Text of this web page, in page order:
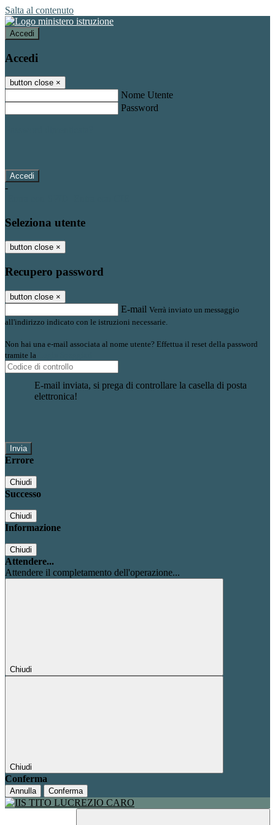
Salta al contenuto
Accedi
Accedi
button close ×
Nome Utente
Password
-
Seleziona utente
button close ×
Recupero password
button close ×
E-mail Verrà inviato un messaggio
all'indirizzo indicato con le istruzioni necessarie.
Non hai una e-mail associata al nome utente? Effettua il reset della password
tramite la
E-mail inviata, si prega di controllare la casella di posta
elettronica!
Errore
Chiudi
Successo
Chiudi
Informazione
Chiudi
Attendere...
Attendere il completamento dell'operazione...
Chiudi
Chiudi
Conferma
Annulla Conferma